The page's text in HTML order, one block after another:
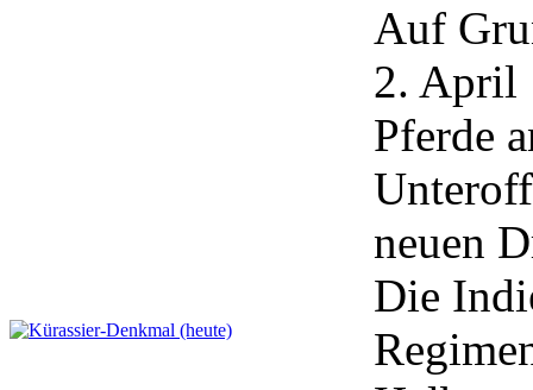
Auf
2. April
Pferde
neuen
Die